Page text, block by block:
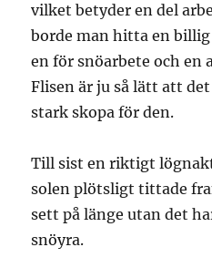
vilket betyder en del
borde man hitta en
en för snöarbete och
Flisen är ju så lätt att
stark skopa för den.
Till sist en riktigt
solen plötsligt tittade
sett på länge utan det
snöyra.